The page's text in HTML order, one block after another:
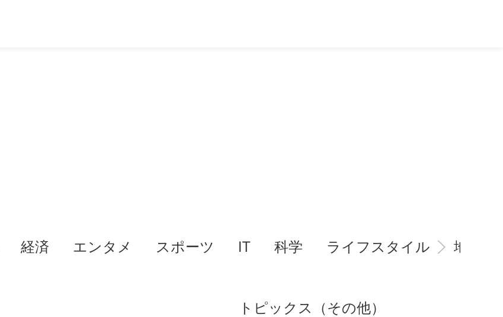
経済 エンタメ スポーツ IT 科学 ライフスタイル 地域情
トピックス（その他）